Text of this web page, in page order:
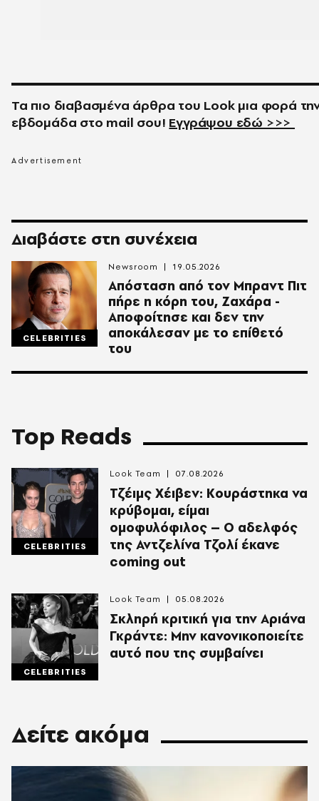
Τα πιο διαβασμένα άρθρα του Look μια φορά
εβδομάδα στο mail σου! Εγγράψου εδώ >>>
Διαβάστε στη συνέχεια
CELEBRITIES
Απόσταση από τον Μπραντ Πιτ
πήρε η κόρη του, Ζαχάρα -
Αποφοίτησε και δεν την
αποκάλεσαν με το επίθετό
του
Newsroom 19.05.2026
Top Reads
CELEBRITIES
Τζέιμς Χέιβεν: Κουράστηκα να
κρύβομαι, είμαι
ομοφυλόφιλος – Ο αδελφός
της Αντζελίνα Τζολί έκανε
coming out
Look Team 07.08.2026
CELEBRITIES
Σκληρή κριτική για την Αριάνα
Γκράντε: Μην κανονικοποιείτε
αυτό που της συμβαίνει
Look Team 05.08.2026
Δείτε ακόμα